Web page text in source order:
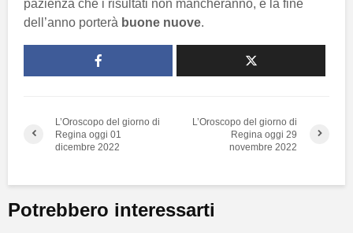
pazienza che i risultati non mancheranno, e la fine
dell’anno porterà buone nuove.
L’Oroscopo del giorno di
Regina oggi 01
dicembre 2022
L’Oroscopo del giorno di
Regina oggi 29
novembre 2022
Potrebbero interessarti